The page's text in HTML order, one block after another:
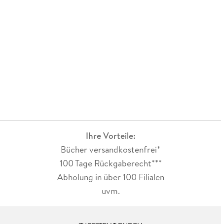
Ihre Vorteile:
Bücher versandkostenfrei*
100 Tage Rückgaberecht***
Abholung in über 100 Filialen
uvm.